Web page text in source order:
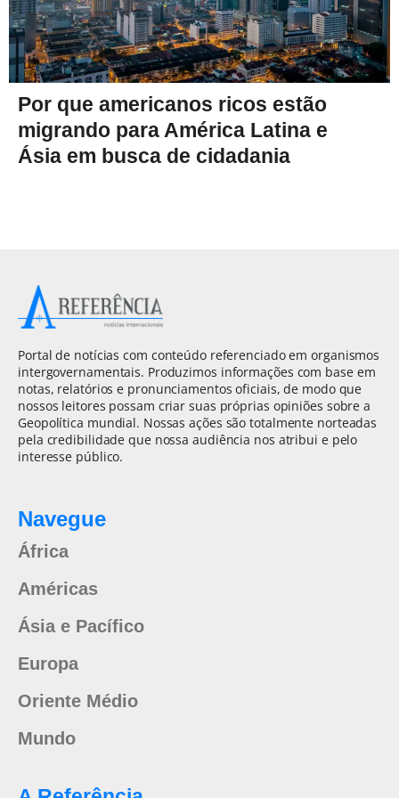
Por que americanos ricos estão
migrando para América Latina e
Ásia em busca de cidadania
Portal de notícias com conteúdo referenciado em organismos
intergovernamentais. Produzimos informações com base em
notas, relatórios e pronunciamentos oficiais, de modo que
nossos leitores possam criar suas próprias opiniões sobre a
Geopolítica mundial. Nossas ações são totalmente norteadas
pela credibilidade que nossa audiência nos atribui e pelo
interesse público.
Navegue
África
Américas
Ásia e Pacífico
Europa
Oriente Médio
Mundo